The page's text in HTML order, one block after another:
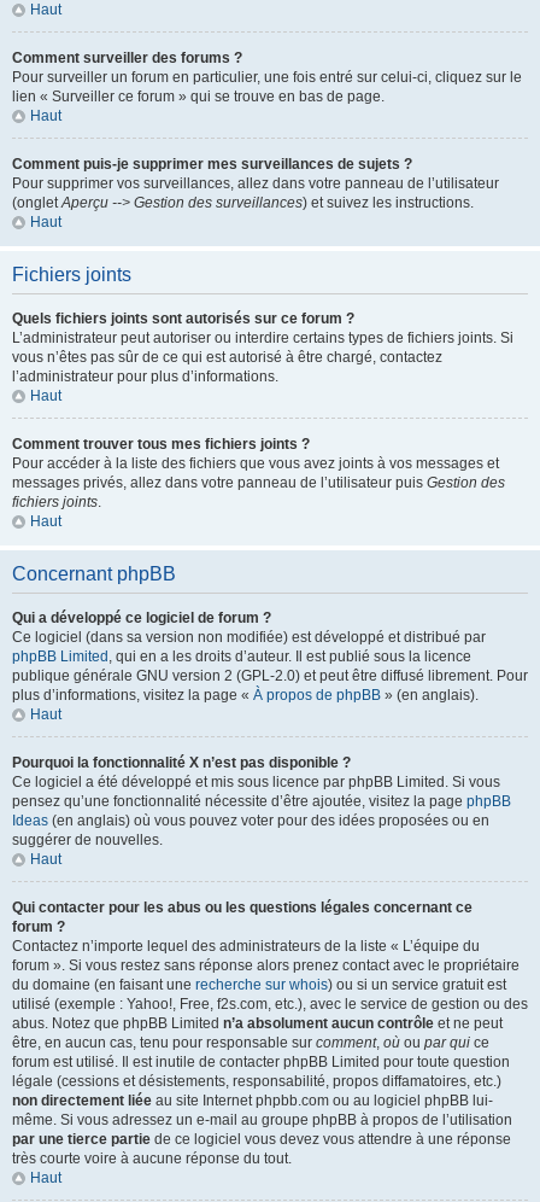
Haut
Comment surveiller des forums ?
Pour surveiller un forum en particulier, une fois entré sur celui-ci, cliquez sur le
lien « Surveiller ce forum » qui se trouve en bas de page.
Haut
Comment puis-je supprimer mes surveillances de sujets ?
Pour supprimer vos surveillances, allez dans votre panneau de l’utilisateur
(ongletAperçu --> Gestion des surveillances) et suivez les instructions.
Haut
Fichiers joints
Quels fichiers joints sont autorisés sur ce forum ?
L’administrateur peut autoriser ou interdire certains types de fichiers joints. Si
vous n’êtes pas sûr de ce qui est autorisé à être chargé, contactez
l’administrateur pour plus d’informations.
Haut
Comment trouver tous mes fichiers joints ?
Pour accéder à la liste des fichiers que vous avez joints à vos messages et
messages privés, allez dans votre panneau de l’utilisateur puis Gestion des
fichiers joints.
Haut
Concernant phpBB
Qui a développé ce logiciel de forum ?
Ce logiciel (dans sa version non modifiée) est développé et distribué par
phpBB Limited , qui en a les droits d’auteur. Il est publié sous la licence
publique générale GNU version 2 (GPL-2.0) et peut être diffusé librement. Pour
plus d’informations, visitez la page « À propos de phpBB » (en anglais).
Haut
Pourquoi la fonctionnalité X n’est pas disponible ?
Ce logiciel a été développé et mis sous licence par phpBB Limited. Si vous
pensez qu’une fonctionnalité nécessite d’être ajoutée, visitez la page phpBB
Ideas (en anglais) où vous pouvez voter pour des idées proposées ou en
suggérer de nouvelles.
Haut
Qui contacter pour les abus ou les questions légales concernant ce
forum ?
Contactez n’importe lequel des administrateurs de la liste « L’équipe du
forum ». Si vous restez sans réponse alors prenez contact avec le propriétaire
du domaine (en faisant une recherche sur whois) ou si un service gratuit est
utilisé (exemple : Yahoo!, Free, f2s.com, etc.), avec le service de gestion ou des
abus. Notez que phpBB Limited n’a absolument aucun contrôle et ne peut
être, en aucun cas, tenu pour responsable sur comment, où ou par qui ce
forum est utilisé. Il est inutile de contacter phpBB Limited pour toute question
légale (cessions et désistements, responsabilité, propos diffamatoires, etc.)
non directement liée au site Internet phpbb.com ou au logiciel phpBB lui-
même. Si vous adressez un e-mail au groupe phpBB à propos de l’utilisation
par une tierce partie de ce logiciel vous devez vous attendre à une réponse
très courte voire à aucune réponse du tout.
Haut